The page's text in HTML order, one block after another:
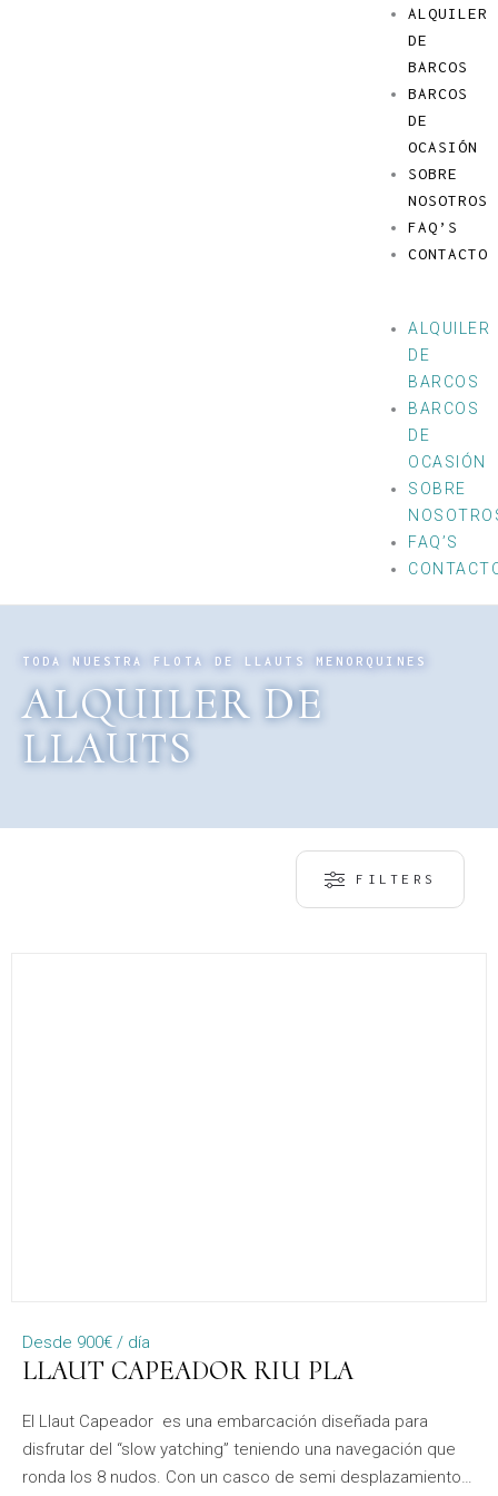
ALQUILER
DE
BARCOS
BARCOS
DE
OCASIÓN
SOBRE
NOSOTROS
FAQ’S
CONTACTO
Menú
ALQUILER
DE
BARCOS
BARCOS
DE
OCASIÓN
SOBRE
FAQ’S
TODA NUESTRA FLOTA DE LLAUTS MENORQUINES
ALQUILER DE
LLAUTS
FILTERS
Desde 900€ / día
LLAUT CAPEADOR RIU PLA
El Llaut Capeador es una embarcación diseñada para
disfrutar del “slow yatching” teniendo una navegación que
ronda los 8 nudos. Con un casco de semi desplazamiento